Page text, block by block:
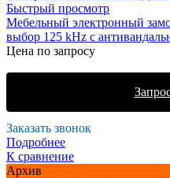
Быстрый просмотр
Мебельный электронный
выбор 125 kHz с
Цена по запросу
Заказать звонок
Подробнее
К сравнение
Архив